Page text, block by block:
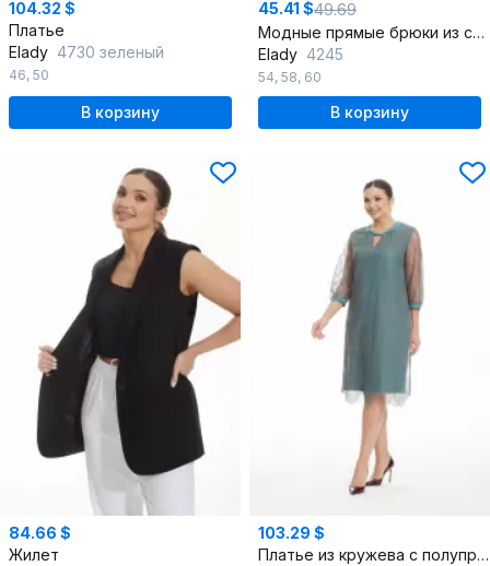
104.32 $
Платье
Elady 4730 зеленый
46, 50
В корзину
45.41 $49.69
Модные прямые брюки из струящейся вискозной ткани
Elady 4245
54, 58, 60
В корзину
84.66 $
Жилет
103.29 $
Платье из кружева с полуприлегающим силуэтом и рукавом ¾